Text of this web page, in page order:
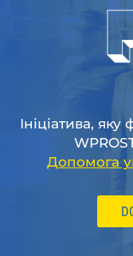
Ініціатива,
Допомога